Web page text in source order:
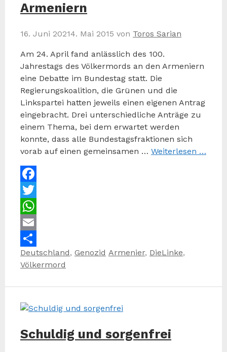
Armeniern
16. Juni 20214. Mai 2015 von Toros Sarian
Am 24. April fand anlässlich des 100.
Jahrestags des Völkermords an den Armeniern
eine Debatte im Bundestag statt. Die
Regierungskoalition, die Grünen und die
Linkspartei hatten jeweils einen eigenen Antrag
eingebracht. Drei unterschiedliche Anträge zu
einem Thema, bei dem erwartet werden
konnte, dass alle Bundestagsfraktionen sich
vorab auf einen gemeinsamen … Weiterlesen …
Facebook
Twitter
WhatsApp
Email
Teilen
Kategorien
Deutschland, Genozid Schlagwörter
Armenier, DieLinke,
Völkermord
Schuldig und sorgenfrei